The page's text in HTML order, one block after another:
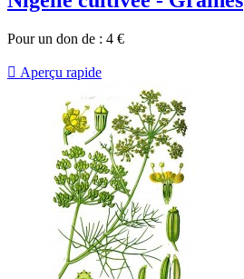
Pour un don de : 4 €
 Aperçu rapide